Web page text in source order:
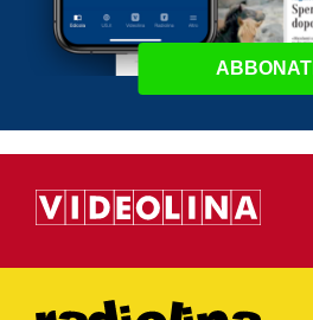
ABBONATI